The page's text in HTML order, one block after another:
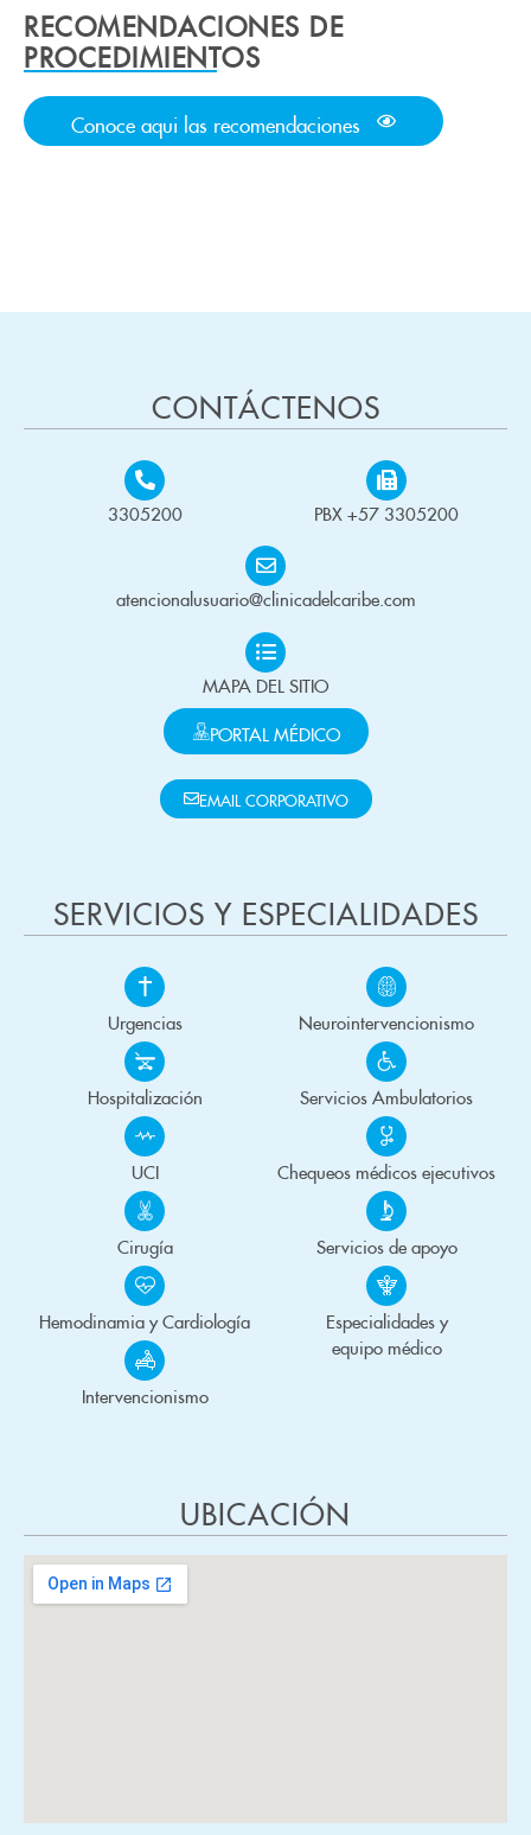
RECOMENDACIONES DE
PROCEDIMIENTOS
Conoce aqui las recomendaciones
CONTÁCTENOS
3305200 PBX +57 3305200
atencionalusuario@clinicadelcaribe.com
MAPA DEL SITIO
PORTAL MÉDICO
EMAIL CORPORATIVO
SERVICIOS Y ESPECIALIDADES
Urgencias
Hospitalización
UCI
Cirugía
Hemodinamia y Cardiología
Intervencionismo
Neurointervencionismo
Servicios Ambulatorios
Chequeos médicos ejecutivos
Servicios de apoyo
Especialidades y
equipo médico
UBICACIÓN